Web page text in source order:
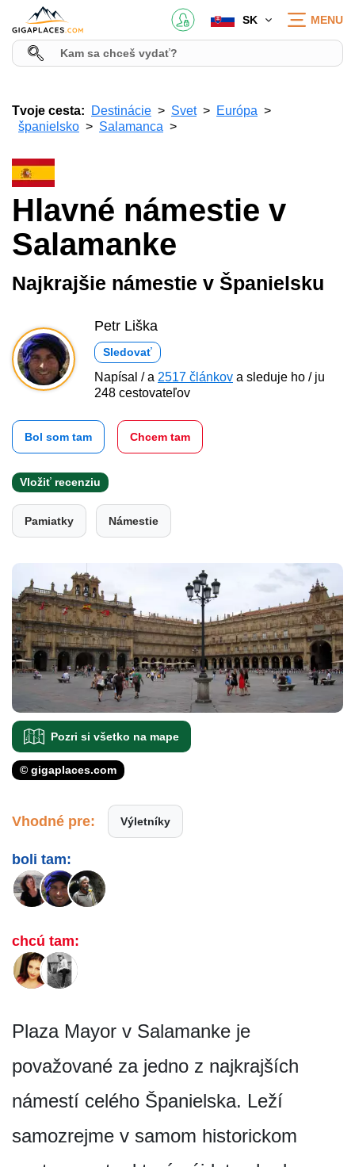
SK MENU
Tvoje cesta: Destinácie Svet
Európa
španielsko
Salamanca
Hlavné námestie v
Salamanke
Najkrajšie námestie v Španielsku
Petr Liška
Sledovať
Napísal / a 2517 článkov a sleduje ho / ju
248 cestovateľov
Bol som tam Chcem tam
Vložiť recenziu
Pamiatky Námestie
Pozri si všetko na mape
© gigaplaces.com
Vhodné pre: Výletníky
boli tam:
chcú tam:
Plaza Mayor v Salamanke je
považované za jedno z najkrajších
námestí celého Španielska. Leží
samozrejme v samom historickom